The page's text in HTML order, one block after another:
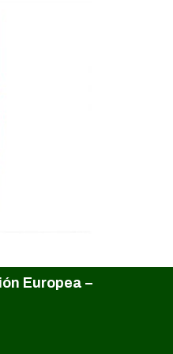
Europea –